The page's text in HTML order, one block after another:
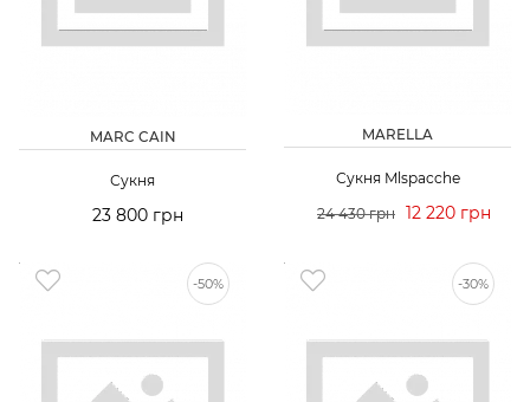
MARC CAIN
Сукня
23 800 грн
MARELLA
Сукня Mlspacchе
24 430 грн 12 220 грн
-50% -30%